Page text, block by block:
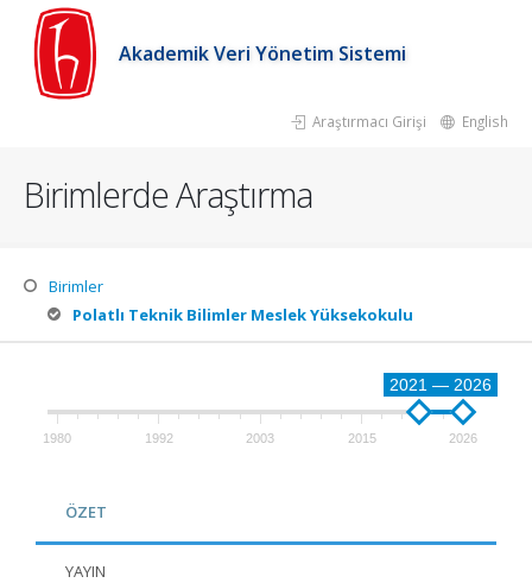
Akademik Veri Yönetim Sistemi
Araştırmacı Girişi English
Birimlerde Araştırma
Birimler
Polatlı Teknik Bilimler Meslek Yüksekokulu
2021 — 2026
1980 1992 2003 2015 2026
ÖZET
YAYIN